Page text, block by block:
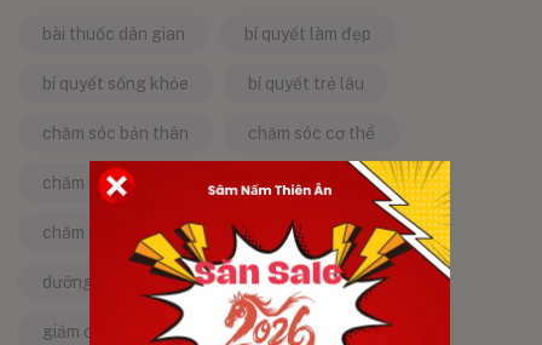
bài thuốc dân gian bí quyết làm đẹp
bí quyết sống khỏe bí quyết trẻ lâu
chăm sóc bản thân chăm sóc cơ thể
chăm sóc da chăm sóc sức khỏe
chăm sóc sức khỏe tự nhiên chống lão hóa
dưỡng da tự nhiên dưỡng sinh
giảm căng thẳng giảm stress